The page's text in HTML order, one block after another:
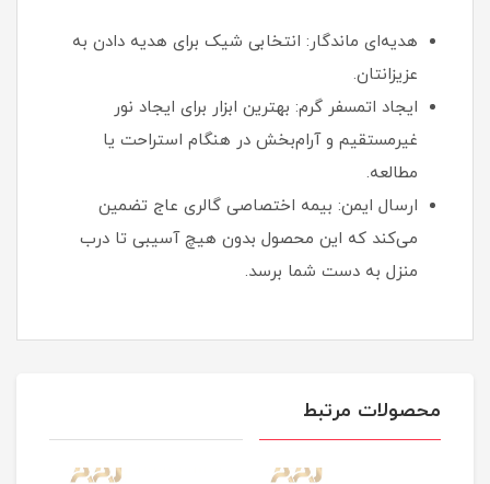
هدیه‌ای ماندگار: انتخابی شیک برای هدیه دادن به
عزیزانتان.
ایجاد اتمسفر گرم: بهترین ابزار برای ایجاد نور
غیرمستقیم و آرام‌بخش در هنگام استراحت یا
مطالعه.
ارسال ایمن: بیمه اختصاصی گالری عاج تضمین
می‌کند که این محصول بدون هیچ آسیبی تا درب
منزل به دست شما برسد.
محصولات مرتبط